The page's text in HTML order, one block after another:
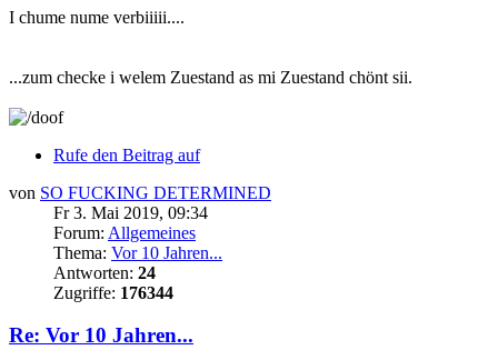
I chume nume verbiiiii....
...zum checke i welem Zuestand as mi Zuestand chönt sii.
Rufe den Beitrag auf
von SO FUCKING DETERMINED
Fr 3. Mai 2019, 09:34
Forum: Allgemeines
Thema: Vor 10 Jahren...
Antworten: 24
Zugriffe: 176344
Re: Vor 10 Jahren...